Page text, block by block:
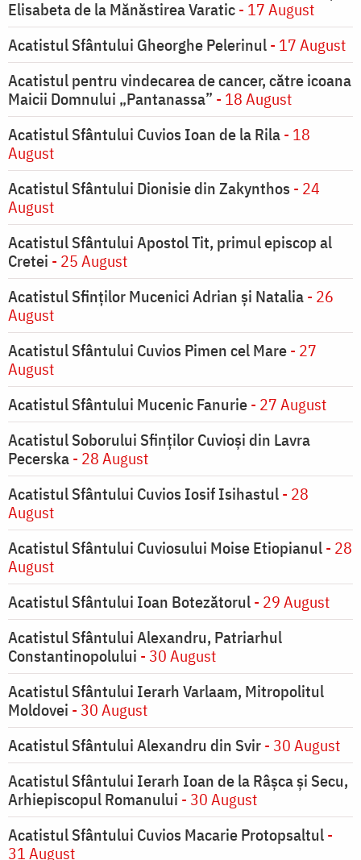
Elisabeta de la Mănăstirea Varatic- 17 August
Acatistul Sfântului Gheorghe Pelerinul- 17 August
Acatistul pentru vindecarea de cancer, către icoana
Maicii Domnului „Pantanassa” - 18 August
Acatistul Sfântului Cuvios Ioan de la Rila- 18
August
Acatistul Sfântului Dionisie din Zakynthos - 24
August
Acatistul Sfântului Apostol Tit, primul episcop al
Cretei - 25 August
Acatistul Sfinților Mucenici Adrian și Natalia- 26
August
Acatistul Sfântului Cuvios Pimen cel Mare- 27
August
Acatistul Sfântului Mucenic Fanurie- 27 August
Acatistul Soborului Sfinților Cuvioși din Lavra
Pecerska- 28 August
Acatistul Sfântului Cuvios Iosif Isihastul- 28
August
Acatistul Sfântului Cuviosului Moise Etiopianul- 28
August
Acatistul Sfântului Ioan Botezătorul- 29 August
Acatistul Sfântului Alexandru, Patriarhul
Constantinopolului - 30 August
Acatistul Sfântului Ierarh Varlaam, Mitropolitul
Moldovei - 30 August
Acatistul Sfântului Alexandru din Svir- 30 August
Acatistul Sfântului Ierarh Ioan de la Râşca şi Secu,
Arhiepiscopul Romanului - 30 August
Acatistul Sfântului Cuvios Macarie Protopsaltul-
31 August